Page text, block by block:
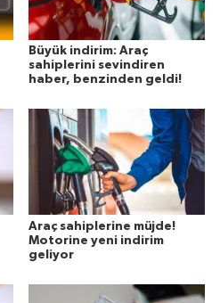
Büyük indirim: Araç
sahiplerini sevindiren
haber, benzinden geldi!
Araç sahiplerine müjde!
Motorine yeni indirim
geliyor